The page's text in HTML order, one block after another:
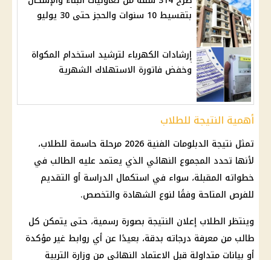
بتقسيط 10 سنوات والحجز حتى 30 يوليو
إرشادات الكهرباء لترشيد استخدام المكواة
وخفض فاتورة الاستهلاك الشهرية
أهمية النتيجة للطلاب
تمثل نتيجة الدبلومات الفنية 2026
مرحلة حاسمة للطلاب،
لأنها تحدد المجموع النهائي الذي يعتمد عليه الطالب في
خطواته المقبلة، سواء في استكمال الدراسة أو التقديم
للفرص المتاحة وفقًا لنوع الشهادة والتخصص.
وينتظر الطلاب إعلان النتيجة بصورة رسمية، حتى يتمكن كل
طالب من معرفة درجاته بدقة، بعيدًا عن أي روابط غير مؤكدة
أو بيانات متداولة قبل الاعتماد النهائي من وزارة التربية